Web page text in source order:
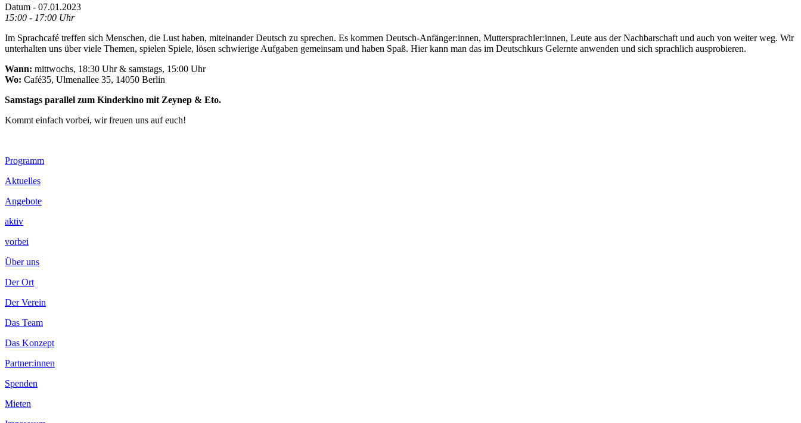
Datum - 07.01.2023
15:00 - 17:00 Uhr
Im Sprachcafé treffen sich Menschen, die Lust haben, miteinander Deutsch zu sprechen. Es kommen Deutsch-Anfänger:innen, Muttersprachler:innen, Leute aus der Nachbarschaft und auch von weiter weg. Wir
unterhalten uns über viele Themen, spielen Spiele, lösen schwierige Aufgaben gemeinsam und haben Spaß. Hier kann man das im Deutschkurs Gelernte anwenden und sich sprachlich ausprobieren.
Wann: mittwochs, 18:30 Uhr & samstags, 15:00 Uhr
Wo: Café35, Ulmenallee 35, 14050 Berlin
Samstags parallel zum Kinderkino mit Zeynep & Eto.
Kommt einfach vorbei, wir freuen uns auf euch!
Footer
Inhalt
Programm
Aktuelles
Angebote
aktiv
vorbei
Über uns
Der Ort
Der Verein
Das Team
Das Konzept
Partner:innen
Spenden
Mieten